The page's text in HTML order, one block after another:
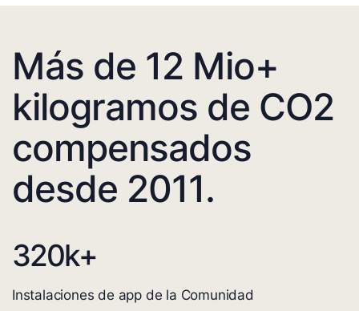
Más de 12 Mio+
kilogramos de CO2
compensados
desde 2011.
320k+
Instalaciones de app de la Comunidad